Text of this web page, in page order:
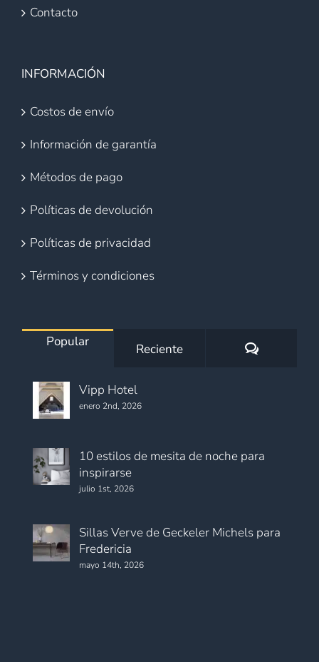
Contacto
INFORMACIÓN
Costos de envío
Información de garantía
Métodos de pago
Políticas de devolución
Políticas de privacidad
Términos y condiciones
Popular Reciente
Vipp Hotel
enero 2nd, 2026
10 estilos de mesita de noche para
inspirarse
julio 1st, 2026
Sillas Verve de Geckeler Michels para
Fredericia
mayo 14th, 2026